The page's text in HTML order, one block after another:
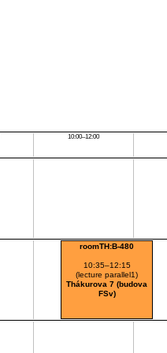
10:00–12:00
roomTH:B-480
10:35–12:15
(lecture parallel1)
Thákurova 7 (budova
FSv)